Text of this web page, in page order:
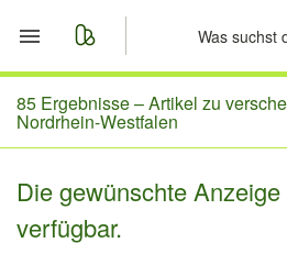
Start
Merkliste
Nachrichten
85 Ergebnisse –Artikel zu
Nordrhein-Westfalen
Die gewünschte
verfügbar.